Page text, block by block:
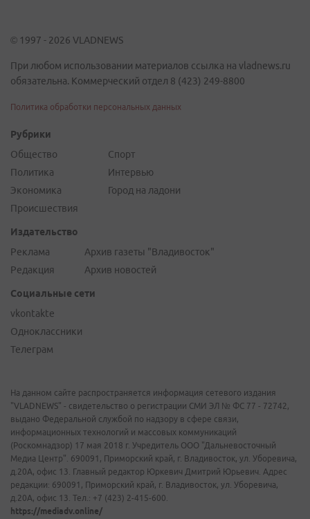
© 1997 - 2026 VLADNEWS
При любом использовании материалов ссылка на vladnews.ru
обязательна. Коммерческий отдел 8 (423) 249-8800
Политика обработки персональных данных
Рубрики
Общество
Политика
Экономика
Происшествия
Спорт
Интервью
Город на ладони
Издательство
Реклама
Редакция
Архив газеты "Владивосток"
Архив новостей
Социальные сети
vkontakte
Одноклассники
Телеграм
На данном сайте распространяется информация сетевого издания
"VLADNEWS" - свидетельство о регистрации СМИ ЭЛ № ФС 77 - 72742,
выдано Федеральной службой по надзору в сфере связи,
информационных технологий и массовых коммуникаций
(Роскомнадзор) 17 мая 2018 г. Учредитель ООО "Дальневосточный
Медиа Центр". 690091, Приморский край, г. Владивосток, ул. Уборевича,
д.20А, офис 13. Главный редактор Юркевич Дмитрий Юрьевич. Адрес
редакции: 690091, Приморский край, г. Владивосток, ул. Уборевича,
д.20А, офис 13. Тел.: +7 (423) 2-415-600.
https://mediadv.online/